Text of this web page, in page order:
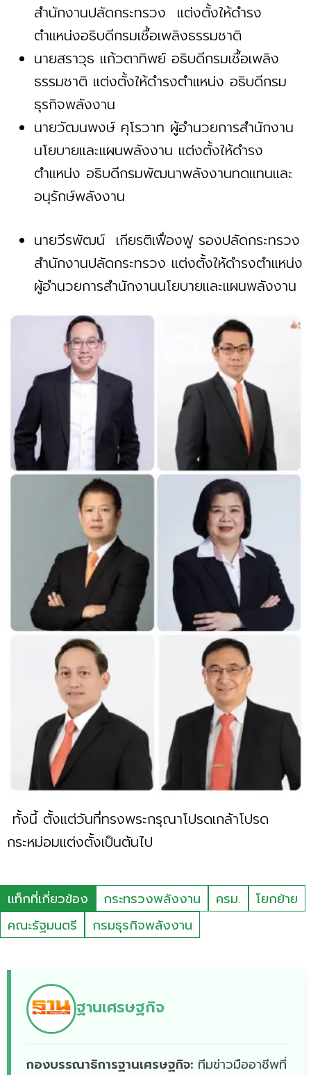
สำนักงานปลัดกระทรวง แต่งตั้งให้ดำรง
ตำแหน่งอธิบดีกรมเชื้อเพลิงธรรมชาติ
นายสราวุธ แก้วตาทิพย์ อธิบดีกรมเชื้อเพลิง
ธรรมชาติ แต่งตั้งให้ดำรงตำแหน่ง อธิบดีกรม
ธุรกิจพลังงาน
นายวัฒนพงษ์ คุโรวาท ผู้อำนวยการสำนักงาน
นโยบายและแผนพลังงาน แต่งตั้งให้ดำรง
ตำแหน่ง อธิบดีกรมพัฒนาพลังงานทดแทนและ
อนุรักษ์พลังงาน
นายวีรพัฒน์ เกียรติเฟื่องฟู รองปลัดกระทรวง
สำนักงานปลัดกระทรวง แต่งตั้งให้ดำรงตำแหน่ง
ผู้อำนวยการสำนักงานนโยบายและแผนพลังงาน
ทั้งนี้ ตั้งแต่วันที่ทรงพระกรุณาโปรดเกล้าโปรด
กระหม่อมแต่งตั้งเป็นต้นไป
แท็กที่เกี่ยวข้อง กระทรวงพลังงาน ครม.
โยกย้าย
คณะรัฐมนตรี
กรมธุรกิจพลังงาน
ฐานเศรษฐกิจ
กองบรรณาธิการฐานเศรษฐกิจ: ทีมข่าวมืออาชีพที่